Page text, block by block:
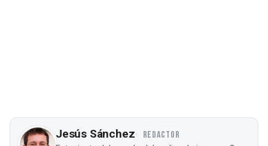
Jesús Sánchez REDACTOR